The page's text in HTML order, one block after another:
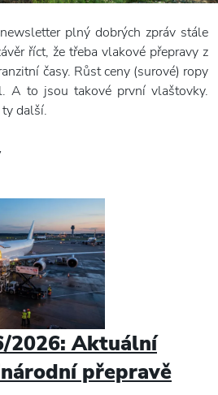
plný dobrých zpráv stále
říct, že třeba vlakové přepravy z
časy. Růst ceny (surové) ropy
A to jsou takové první vlaštovky.
další.
2026: Aktuální
přepravě